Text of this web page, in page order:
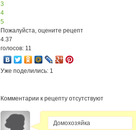
3
4
5
Пожалуйста, оцените рецепт
4.37
голосов: 11
Уже поделились: 1
Комментарии к рецепту отсутствуют